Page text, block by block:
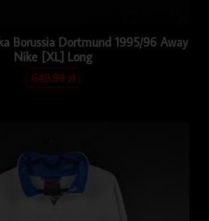
Borussia Dortmund 1995/96 Away
Nike [XL] Long
649.99zł